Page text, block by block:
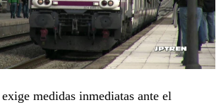
medidas inmediatas ante el